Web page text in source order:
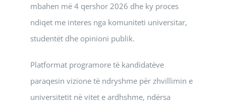
mbahen më 4 qershor 2026 dhe ky proces
ndiqet me interes nga komuniteti universitar,
studentët dhe opinioni publik.
Platformat programore të kandidatëve
paraqesin vizione të ndryshme për zhvillimin e
universitetit në vitet e ardhshme, ndërsa